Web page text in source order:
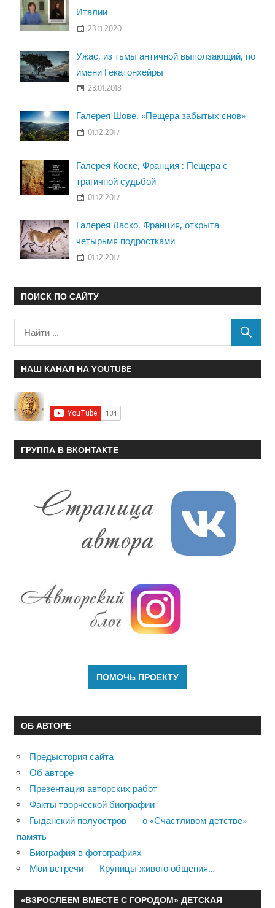
Италии
23.11.2020
Ужас, из тьмы античной выползающий, по
имени Гекатонхейры
23.01.2018
Галерея Шове. «Пещера забытых снов»
01.12.2017
Галерея Коске, Франция : Пещера с
трагичной судьбой
01.12.2017
Галерея Ласко, Франция, открыта
четырьмя подростками
01.12.2017
ПОИСК ПО САЙТУ
НАШ КАНАЛ НА YOUTUBE
ГРУППА В ВКОНТАКТЕ
ОБ АВТОРЕ
Предыстория сайта
Об авторе
Презентация авторских работ
Факты творческой биографии
Гыданский полуостров — о «Счастливом детстве»
память
Биография в фотографиях
Мои встречи — Крупицы живого общения…
«ВЗРОСЛЕЕМ ВМЕСТЕ С ГОРОДОМ» ДЕТСКАЯ